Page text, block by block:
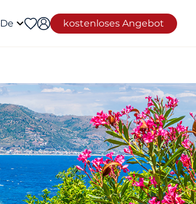
De kostenloses Angebot